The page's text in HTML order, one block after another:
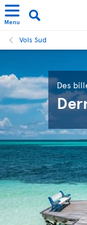
Menu
Vols Sud
Des